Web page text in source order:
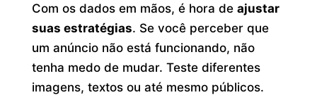
Com os dados em mãos, é hora de ajustar
suas estratégias. Se você perceber que
um anúncio não está funcionando, não
tenha medo de mudar. Teste diferentes
imagens, textos ou até mesmo públicos.